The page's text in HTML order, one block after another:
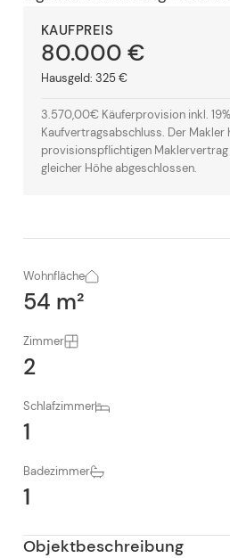
KAUFPREIS
80.000 €
Hausgeld: 325 €
3.570,00€ Käuferprovision inkl.
Kaufvertragsabschluss. Der Makler
provisionspflichtigen
gleicher Höhe abgeschlossen.
Wohnfläche
54 m²
Zimmer
2
Schlafzimmer
1
Badezimmer
1
Objektbeschreibung